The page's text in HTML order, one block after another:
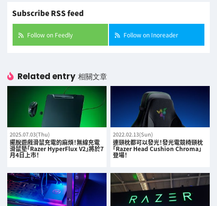
Subscribe RSS feed
Follow on Feedly Follow on Inoreader
Related entry 相關文章
2025.07.03(Thu)
擺脫遊戲滑鼠充電的麻煩！無線充電
滑鼠墊「Razer HyperFlux V2」將於7
月4日上市！
2022.02.13(Sun)
連頸枕都可以發光！發光電競椅頸枕
「Razer Head Cushion Chroma」
登場！